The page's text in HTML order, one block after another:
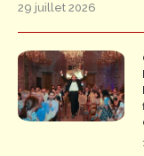
29 juillet 2026